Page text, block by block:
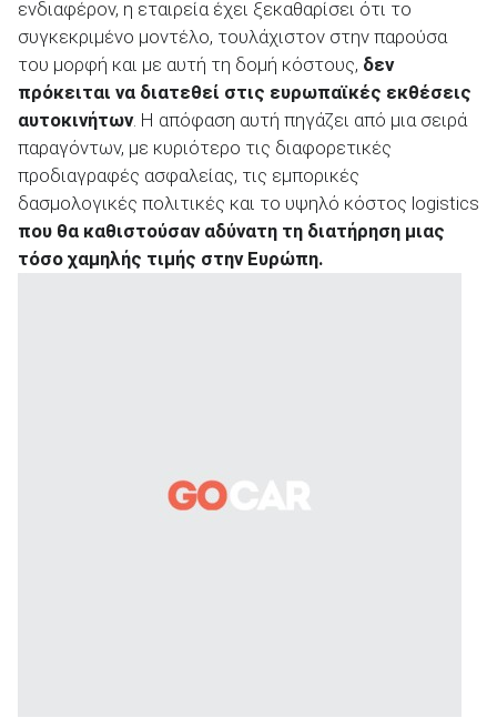
ενδιαφέρον, η εταιρεία έχει ξεκαθαρίσει ότι το
συγκεκριμένο μοντέλο, τουλάχιστον στην παρούσα
του μορφή και με αυτή τη δομή κόστους, δεν
πρόκειται να διατεθεί στις ευρωπαϊκές εκθέσεις
αυτοκινήτων. Η απόφαση αυτή πηγάζει από μια σειρά
παραγόντων, με κυριότερο τις διαφορετικές
προδιαγραφές ασφαλείας, τις εμπορικές
δασμολογικές πολιτικές και το υψηλό κόστος logistics
που θα καθιστούσαν αδύνατη τη διατήρηση μιας
τόσο χαμηλής τιμής στην Ευρώπη.